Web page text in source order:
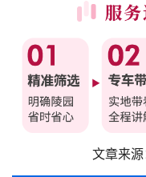
文章来